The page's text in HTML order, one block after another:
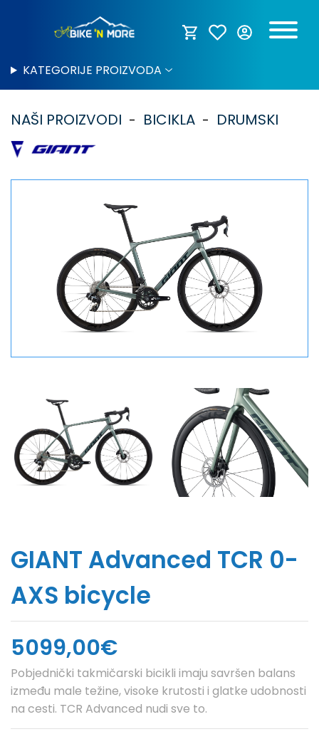
KATEGORIJE PROIZVODA
NAŠI PROIZVODI BICIKLA DRUMSKI
GIANT Advanced TCR 0-
AXS bicycle
5099,00€
Pobjednički takmičarski bicikli imaju savršen balans
između male težine, visoke krutosti i glatke udobnosti
na cesti. TCR Advanced nudi sve to.